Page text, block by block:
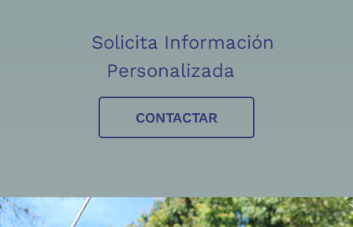
Solicita Información
Personalizada
CONTACTAR